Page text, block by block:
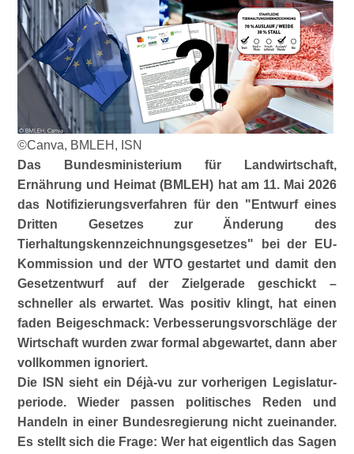
©Canva, BMLEH, ISN
Das Bundesministerium für Landwirtschaft,
Ernährung und Heimat (BMLEH) hat am 11. Mai 2026
das Notifizierungsverfahren für den
Entwurf eines
Dritten Gesetzes zur Änderung des
Tierhaltungskenn­zeichnungs­gesetzes
bei der EU-
Kommission und der WTO gestartet und damit den
Gesetzentwurf auf der Zielgerade geschickt –
schneller als erwartet. Was positiv klingt, hat einen
faden Beigeschmack: Verbesserungs­vorschläge der
Wirtschaft wurden zwar formal abgewartet, dann aber
vollkommen ignoriert.
Die ISN sieht ein Déjà-vu zur vorherigen Legislatur­
periode. Wieder passen politisches Reden und
Handeln in einer Bundesregierung nicht zueinander.
Es stellt sich die Frage: Wer hat eigentlich das Sagen